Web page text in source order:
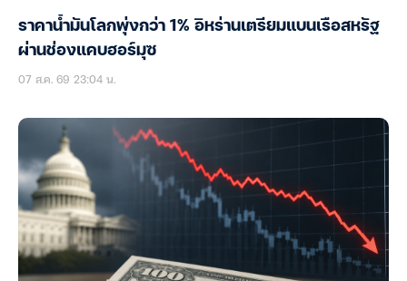
ราคาน้ำมันโลกพุ่งกว่า 1% อิหร่านเตรียมแบนเรือสหรัฐ
ผ่านช่องแคบฮอร์มุซ
07 ส.ค. 69 23:04 น.